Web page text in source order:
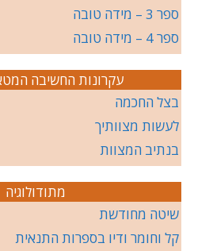
ספר 3 – מידה טובה
ספר 4 – מידה טובה
עקרונות החשיבה
בצל החכמה
לעשות מצוותיך
בנתיב המצוות
מתודולוגיה
שיטה מחודשת
קל וחומר ודיו בספרות התנאית